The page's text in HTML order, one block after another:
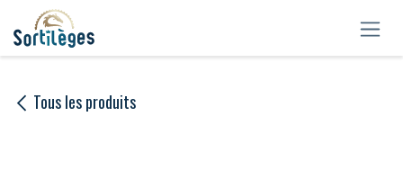
Se rendre au contenu
Tous les produits